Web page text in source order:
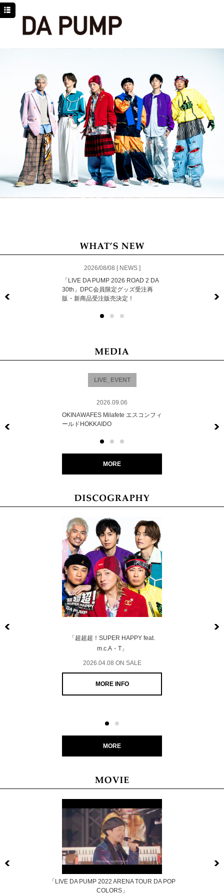
2026/08/08 [ NEWS ]
「LIVE DA PUMP 2026 ROAD 2 DA
30th」DPC会員限定グッズ受注再
販・新商品受注販売決定！
LIVE_EVENT
2026.09.06
OKINAWAFES Milafete エスコンフィ
ールドHOKKAIDO
MORE
「超超超！SUPER HAPPY feat.
m.c.A・T」
2026.04.08 ON SALE
MORE INFO
MORE
「LIVE DA PUMP 2022 ARENA TOUR DA POP
COLORS」
NEWS
PROFILE
MOVIE
LINE
YouTube
BLOG
Facebook
Twitter
DPC